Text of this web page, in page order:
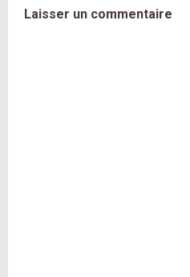
Laisser un commentaire